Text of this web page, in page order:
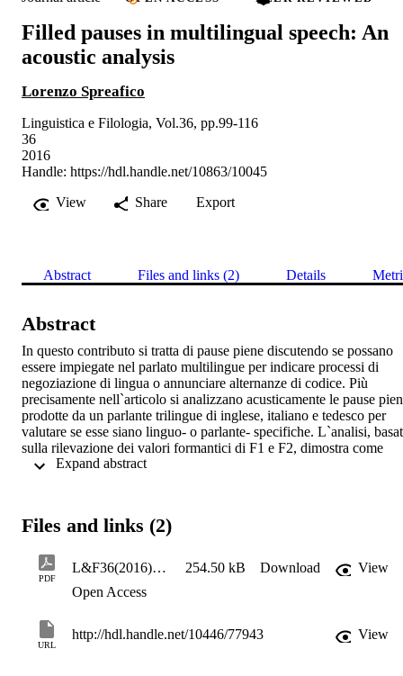
Filled pauses in multilingual speech: An
acoustic analysis
Lorenzo Spreafico
Linguistica e Filologia, Vol.36, pp.99-116
36
2016
Handle: https://hdl.handle.net/10863/10045
View
Share Export
Abstract Files and links (2) Details
Abstract
In questo contributo si tratta di pause piene discutendo se possano
essere impiegate nel parlato multilingue per indicare processi di
negoziazione di lingua o annunciare alternanze di codice. Più
precisamente nell`articolo si analizzano acusticamente le pause
prodotte da un parlante trilingue di inglese, italiano e tedesco per
valutare se esse siano linguo- o parlante- specifiche. L`analisi,
sulla rilevazione dei valori formantici di F1 e F2, dimostra come
l`uso delle pause piene sia invero parlante-specifico e, ancor più,
Files and links (2)
PDF
L&F36(2016)SPREAFICO 254.50 kB Download
View
Open Access
URL
http://hdl.handle.net/10446/77943 View